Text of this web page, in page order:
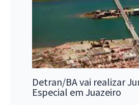
Detran/BA vai realizar
Especial em Juazeiro